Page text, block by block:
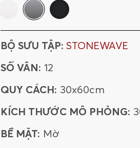
BỘ SƯU TẬP: STONEWAVE
SỐ VÂN: 12
QUY CÁCH: 30x60cm
KÍCH THƯỚC MÔ PHỎNG:
BỀ MẶT: Mờ